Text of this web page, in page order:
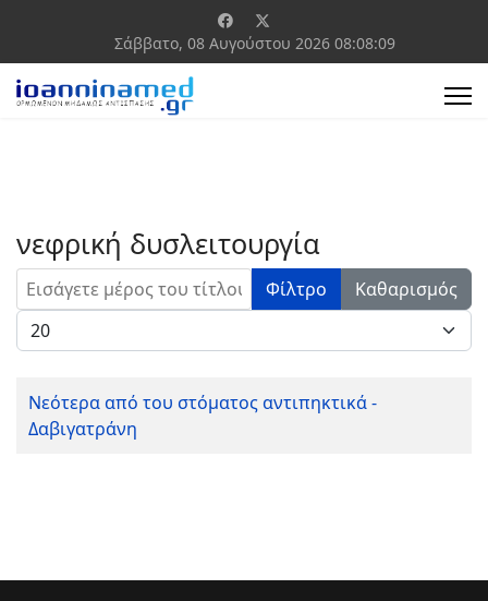
Σάββατο, 08 Αυγούστου 2026 08:08:09
νεφρική δυσλειτουργία
Εισάγετε μέρος του τίτλου. Φίλτρο
Καθαρισμός
Εμφάνιση #
Νεότερα από του στόματος αντιπηκτικά -
Δαβιγατράνη